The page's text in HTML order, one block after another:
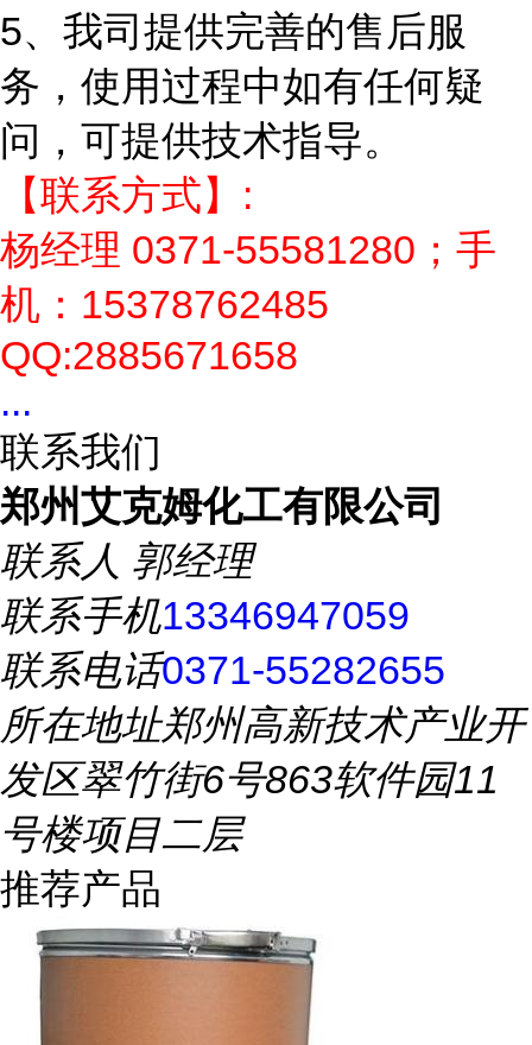
5、我司提供完善的售后服
务，使用过程中如有任何疑
问，可提供技术指导。
【联系方式】:
杨经理 0371-55581280；手
机：15378762485
QQ:2885671658
...
联系我们
郑州艾克姆化工有限公司
联系人 郭经理
联系手机13346947059
联系电话0371-55282655
所在地址郑州高新技术产业开
发区翠竹街6号863软件园11
号楼项目二层
推荐产品